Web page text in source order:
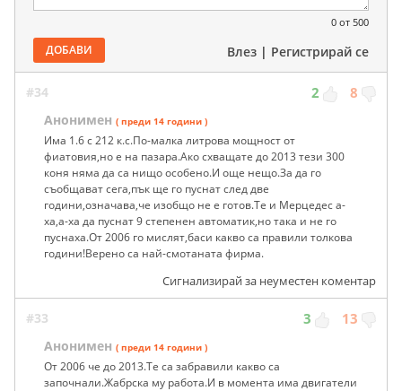
0 от 500
ДОБАВИ Влез | Регистрирай се
#34 2 8
Анонимен ( преди 14 години )
Има 1.6 с 212 к.с.По-малка литрова мощност от
фиатовия,но е на пазара.Ако схващате до 2013 тези 300
коня няма да са нищо особено.И още нещо.За да го
съобщават сега,пък ще го пуснат след две
години,означава,че изобщо не е готов.Те и Мерцедес а-
ха,а-ха да пуснат 9 степенен автоматик,но така и не го
пуснаха.От 2006 го мислят,баси какво са правили толкова
години!Верено са най-смотаната фирма.
Сигнализирай за неуместен коментар
#33 3 13
Анонимен ( преди 14 години )
От 2006 че до 2013.Те са забравили какво са
започнали.Жабрска му работа.И в момента има двигатели